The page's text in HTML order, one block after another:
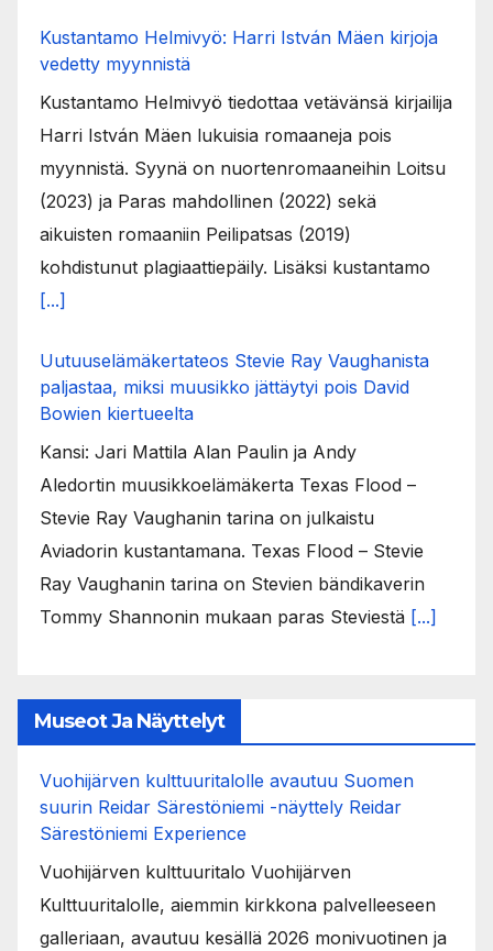
Kustantamo Helmivyö: Harri István Mäen kirjoja
vedetty myynnistä
Kustantamo Helmivyö tiedottaa vetävänsä kirjailija
Harri István Mäen lukuisia romaaneja pois
myynnistä. Syynä on nuortenromaaneihin Loitsu
(2023) ja Paras mahdollinen (2022) sekä
aikuisten romaaniin Peilipatsas (2019)
kohdistunut plagiaattiepäily. Lisäksi kustantamo
[...]
Uutuuselämäkertateos Stevie Ray Vaughanista
paljastaa, miksi muusikko jättäytyi pois David
Bowien kiertueelta
Kansi: Jari Mattila Alan Paulin ja Andy
Aledortin muusikkoelämäkerta Texas Flood –
Stevie Ray Vaughanin tarina on julkaistu
Aviadorin kustantamana. Texas Flood – Stevie
Ray Vaughanin tarina on Stevien bändikaverin
Tommy Shannonin mukaan paras Steviestä [...]
Museot Ja Näyttelyt
Vuohijärven kulttuuritalolle avautuu Suomen
suurin Reidar Särestöniemi -näyttely Reidar
Särestöniemi Experience
Vuohijärven kulttuuritalo Vuohijärven
Kulttuuritalolle, aiemmin kirkkona palvelleeseen
galleriaan, avautuu kesällä 2026 monivuotinen ja